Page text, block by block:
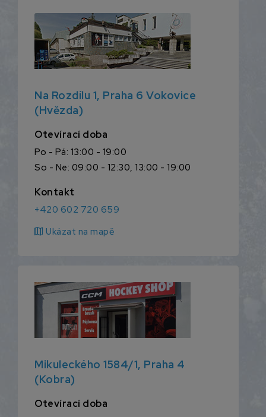
Na Rozdílu 1, Praha 6 Vokovice
(Hvězda)
Otevírací doba
Po - Pá: 13:00 - 19:00
So - Ne: 09:00 - 12:30, 13:00 - 19:00
Kontakt
+420 602 720 659
map Ukázat na mapě
Mikuleckého 1584/1, Praha 4
(Kobra)
Otevírací doba